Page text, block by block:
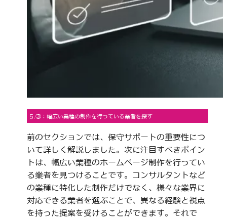
5.③：幅広い業種の制作を行っている業者を探す
前のセクションでは、保守サポートの重要性につ
いて詳しく解説しました。次に注目すべきポイン
トは、幅広い業種のホームページ制作を行ってい
る業者を見つけることです。コンサルタントなど
の業種に特化した制作だけでなく、様々な業界に
対応できる業者を選ぶことで、異なる経験と視点
を持った提案を受けることができます。それで